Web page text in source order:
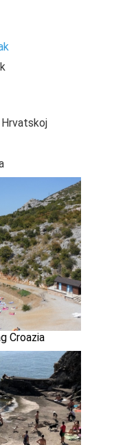
Hrvatskoj
Croazia